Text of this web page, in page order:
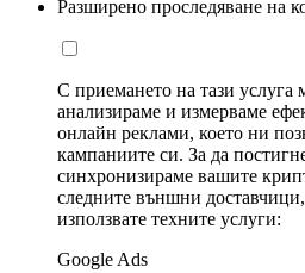
Разширено проследяване на
С приемането на тази услуга
анализираме и измерваме
онлайн реклами, което ни
кампаниите си. За да
синхронизираме вашите
следните външни
използвате техните услуги:
Google Ads